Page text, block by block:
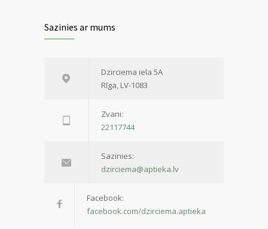
Sazinies ar mums
Dzirciema iela 5A
Rīga, LV-1083
Zvani:
22117744
Sazinies:
dzirciema@aptieka.lv
Facebook:
facebook.com/dzirciema.aptieka